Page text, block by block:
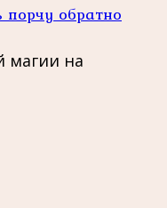
порчу обратно
магии на